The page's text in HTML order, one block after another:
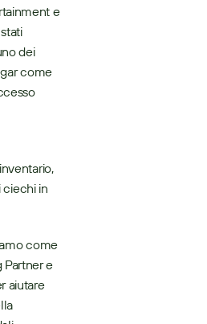
e
dei
come
ciechi in
come
Partner e
aiutare